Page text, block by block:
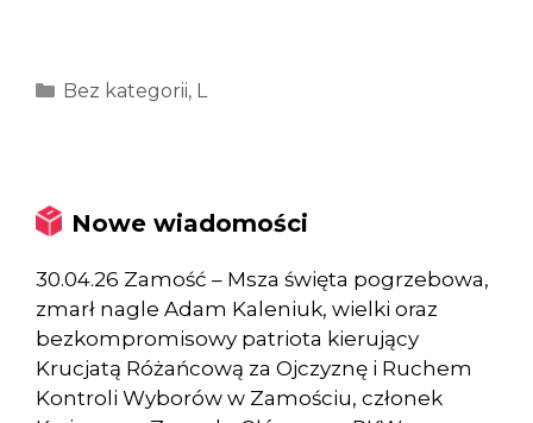
Kategorie
Bez kategorii, L
Nowe wiadomości
30.04.26 Zamość – Msza święta pogrzebowa,
zmarł nagle Adam Kaleniuk, wielki oraz
bezkompromisowy patriota kierujący
Krucjatą Różańcową za Ojczyznę i Ruchem
Kontroli Wyborów w Zamościu, członek